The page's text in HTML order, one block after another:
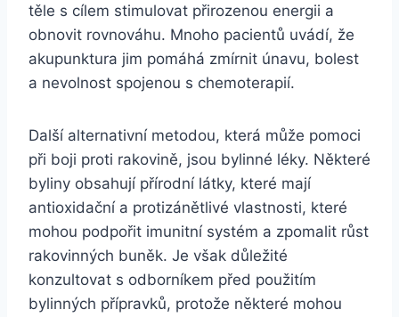
těle s cílem stimulovat přirozenou energii a
obnovit rovnováhu. Mnoho pacientů uvádí, že
akupunktura jim pomáhá zmírnit únavu, bolest
a nevolnost spojenou s chemoterapií.
Další alternativní metodou, která může pomoci
při boji proti rakovině, jsou bylinné léky. Některé
byliny obsahují přírodní látky, které mají
antioxidační a protizánětlivé vlastnosti, které
mohou podpořit imunitní systém a zpomalit růst
rakovinných buněk. Je však důležité
konzultovat s odborníkem před použitím
bylinných přípravků, protože některé mohou